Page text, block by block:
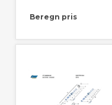
Beregn pris